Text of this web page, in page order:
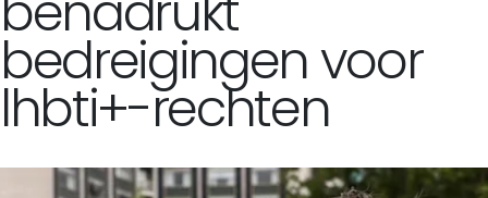
bedreigingen voor
lhbti+-rechten